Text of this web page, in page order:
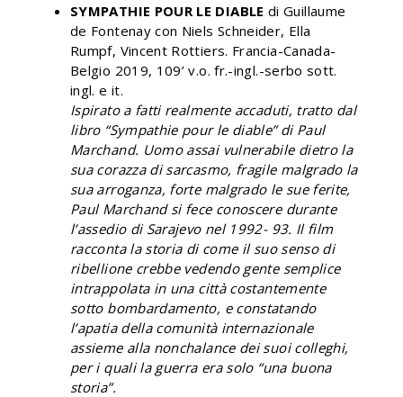
SYMPATHIE POUR LE DIABLE di Guillaume
de Fontenay con Niels Schneider, Ella
Rumpf, Vincent Rottiers. Francia-Canada-
Belgio 2019, 109’ v.o. fr.-ingl.-serbo sott.
ingl. e it.
Ispirato a fatti realmente accaduti, tratto dal
libro “Sympathie pour le diable” di Paul
Marchand. Uomo assai vulnerabile dietro la
sua corazza di sarcasmo, fragile malgrado la
sua arroganza, forte malgrado le sue ferite,
Paul Marchand si fece conoscere durante
l’assedio di Sarajevo nel 1992- 93. Il film
racconta la storia di come il suo senso di
ribellione crebbe vedendo gente semplice
intrappolata in una città costantemente
sotto bombardamento, e constatando
l’apatia della comunità internazionale
assieme alla nonchalance dei suoi colleghi,
per i quali la guerra era solo “una buona
storia”.